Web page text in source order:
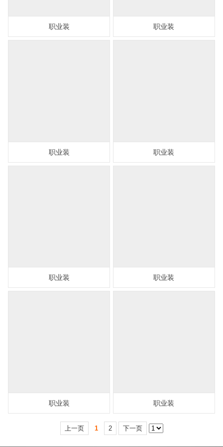
职业装 职业装
职业装 职业装
职业装 职业装
职业装 职业装
上一页 1 2 下一页